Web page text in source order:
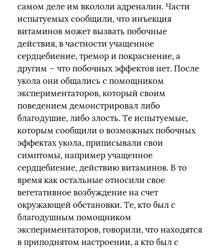
самом деле им вкололи адреналин. Части
испытуемых сообщили, что инъекция
витаминов может вызвать побочные
действия, в частности учащенное
сердцебиение, тремор и покраснение, а
другим — что побочных эффектов нет. После
укола они общались с помощником
экспериментаторов, который своим
поведением демонстрировал либо
благодушие, либо злость. Те испытуемые,
которым сообщили о возможных побочных
эффектах укола, приписывали свои
симптомы, например учащенное
сердцебиение, действию витаминов. В то
время как остальные относили свое
вегетативное возбуждение на счет
окружающей обстановки. Те, кто был с
благодушным помощником
экспериментаторов, говорили, что находятся
в приподнятом настроении, а кто был с